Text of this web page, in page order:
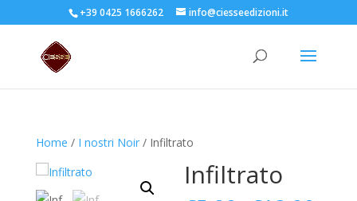
+39 0425 1666262 info@ciesseedizioni.it
Home / I nostri Noir/ Infiltrato
Infiltrato